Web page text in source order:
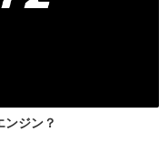
ンジン？